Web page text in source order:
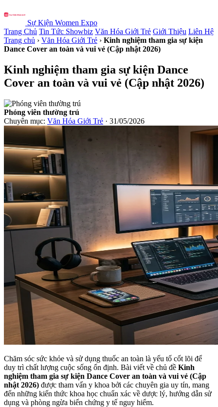
Sự Kiện Women Expo
Trang Chủ Tin Tức Showbiz Văn Hóa Giới Trẻ Giới Thiệu Liên Hệ
Trang chủ › Văn Hóa Giới Trẻ › Kinh nghiệm tham gia sự kiện
Dance Cover an toàn và vui vẻ (Cập nhật 2026)
Kinh nghiệm tham gia sự kiện Dance
Cover an toàn và vui vẻ (Cập nhật 2026)
Phóng viên thường trú
Chuyên mục: Văn Hóa Giới Trẻ · 31/05/2026
Chăm sóc sức khỏe và sử dụng thuốc an toàn là yếu tố cốt lõi để
duy trì chất lượng cuộc sống ổn định. Bài viết về chủ đề Kinh
nghiệm tham gia sự kiện Dance Cover an toàn và vui vẻ (Cập
nhật 2026) được tham vấn y khoa bởi các chuyên gia uy tín, mang
đến những kiến thức khoa học chuẩn xác về dược lý, hướng dẫn sử
dụng và phòng ngừa biến chứng y tế nguy hiểm.